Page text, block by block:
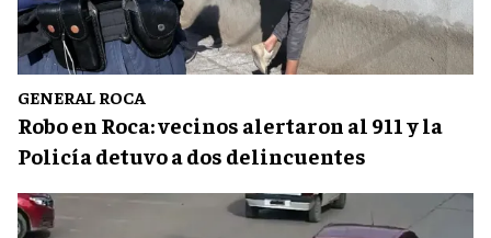
GENERAL ROCA
Robo en Roca: vecinos alertaron al 911 y la
Policía detuvo a dos delincuentes